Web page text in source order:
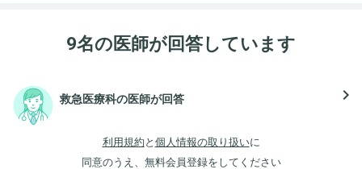
9名の医師が回答しています
救急医療科の医師が回答 navigate_next
利用規約 と 個人情報の取り扱いに
同意のうえ、無料会員登録をしてください